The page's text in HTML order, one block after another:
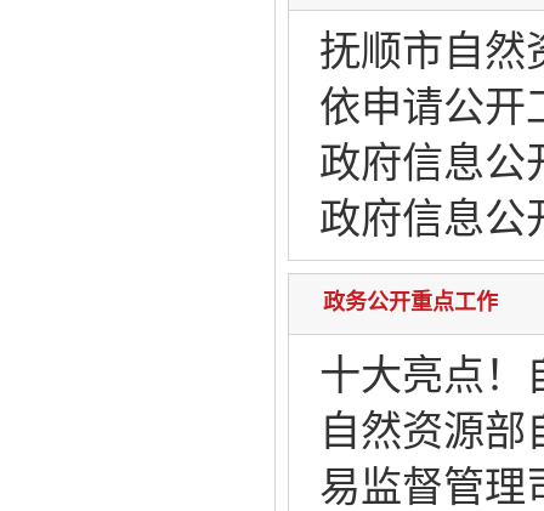
抚顺市自然
依申请公开
政府信息公
政府信息公
政务公开重点工作
十大亮点！
自然资源部
易监督管理